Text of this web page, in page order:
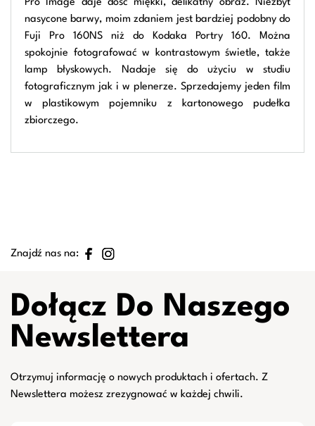
Pro Image daje dość miękki, delikatny obraz. Niezbyt
nasycone barwy, moim zdaniem jest bardziej podobny do
Fuji Pro 160NS niż do Kodaka Portry 160. Można
spokojnie fotografować w kontrastowym świetle, także
lamp błyskowych. Nadaje się do użyciu w studiu
fotograficznym jak i w plenerze. Sprzedajemy jeden film
w plastikowym pojemniku z kartonowego pudełka
zbiorczego.
Znajdź nas na:
Dołącz Do Naszego
Newslettera
Otrzymuj informację o nowych produktach i ofertach. Z
Newslettera możesz zrezygnować w każdej chwili.